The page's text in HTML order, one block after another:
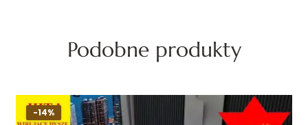
Podobne produkty
-14%